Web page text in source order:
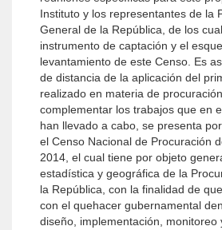
Instituto y los representantes de la
General de la República, de los
instrumento de captación y el
levantamiento de este Censo. Es
de distancia de la aplicación del
realizado en materia de
complementar los trabajos que en
han llevado a cabo, se presenta
el Censo Nacional de Procuración
2014, el cual tiene por objeto
estadística y geográfica de la
la República, con la finalidad de
con el quehacer gubernamental
diseño, implementación, monitoreo